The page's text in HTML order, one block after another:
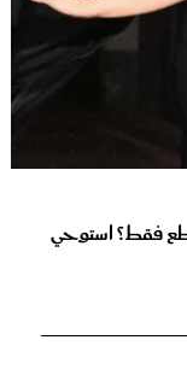
خمس قطع فقط؟ استوحي